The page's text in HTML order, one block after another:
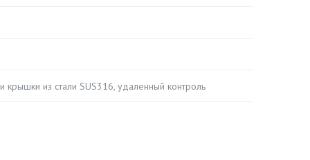
крышки из стали SUS316, удаленный контроль